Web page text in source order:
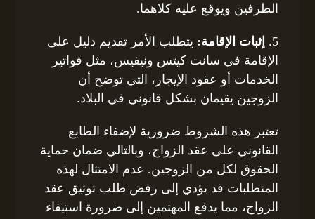
الطرفين ويوقع عليه كلاهما.
5. إثبات الإقامة: يتطلب الأمر تقديم دليل على
الإقامة في سانت كيتس ونيفيس، مثل فواتير
الخدمات أو عقود الإيجار، التي توضح أن
الزوجين يقيمان بشكل قانوني في البلاد.
تعتبر هذه الشروط ضرورية لإضفاء الطابع
القانوني على عقد الزواج، وبالتالي ضمان حماية
الحقوق لكل من الزوجين. عدم الامتثال لهذه
المتطلبات قد يؤدي إلى رفض طلب توثيق عقد
الزواج، مما يدفع المهتمين إلى ضرورة استيفاء